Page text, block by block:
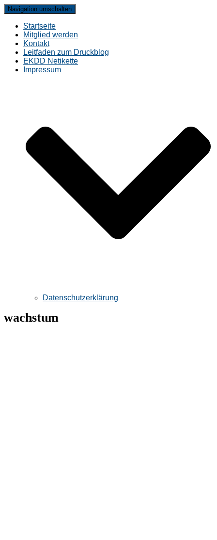
Navigation umschalten
Startseite
Mitglied werden
Kontakt
Leitfaden zum Druckblog
EKDD Netikette
Impressum
Datenschutzerklärung
wachstum